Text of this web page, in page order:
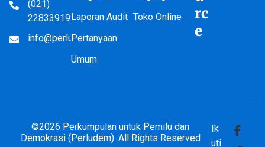
(021)
22833919
info@perludem.or.id
Laporan Audit
Pertanyaan
Umum
Toko Online
rc
e
©2026 Perkumpulan untuk Pemilu dan
Demokrasi (Perludem). All Rights Reserved
Ik
uti